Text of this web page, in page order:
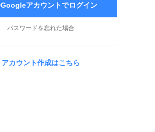
Googleアカウントでログイン
パスワードを忘れた場合
アカウント作成はこちら